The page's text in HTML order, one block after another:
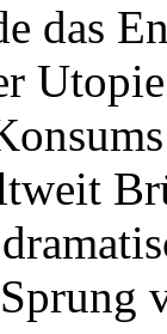
das